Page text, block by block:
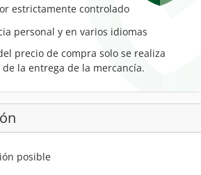
estrictamente controlado
personal y en varios idiomas
precio de compra solo se realiza
la entrega de la mercancía.
posible